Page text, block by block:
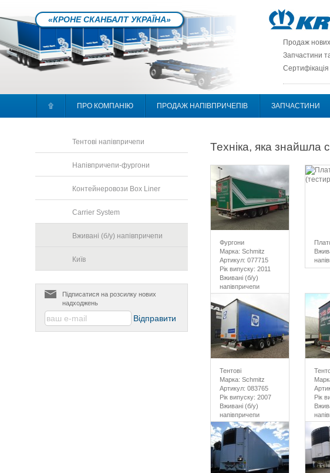
«КРОНЕ СКАНБАЛТ УКРАЇНА»
Продаж нових
Запчастини
۩ ПРО КОМПАНІЮ ПРОДАЖ НАПІВПРИЧЕПІВ ЗАПЧАСТИНИ
Тентові напівпричепи
Напівпричепи-фургони
Контейнеровози Box Liner
Carrier System
Вживані (б/у) напівпричепи
Київ
Підписатися на розсилку нових
надходжень
Техніка, яка знайшла
Фургони
Марка: Schmitz
Артикул: 077715
Рік випуску: 2011
Вживані (б/у)
напівпричепи
Тентові
Марка: Schmitz
Артикул: 083765
Рік випуску: 2007
Вживані (б/у)
напівпричепи
Рік